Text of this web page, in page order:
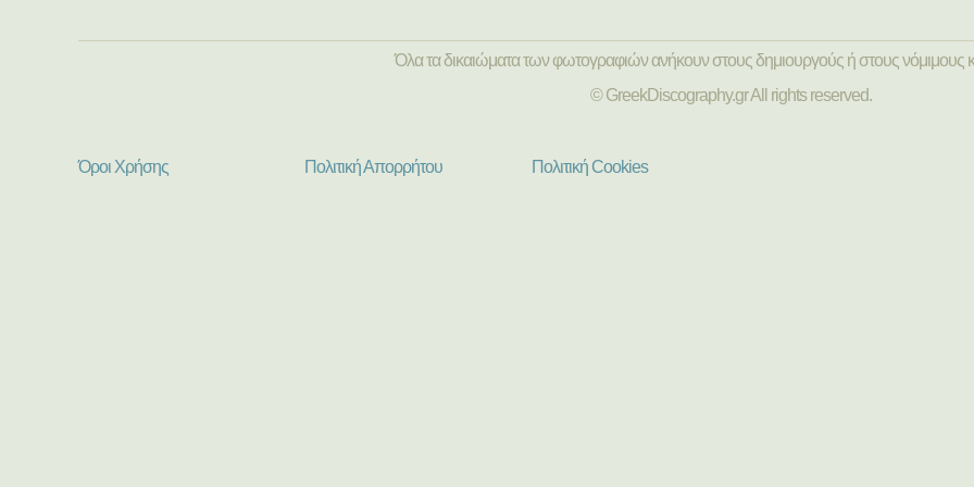
Όλα τα δικαιώματα των φωτογραφιών ανήκουν στους δημιουργούς ή στους νόμιμους
© GreekDiscography.gr All rights reserved.
Όροι Χρήσης Πολιτική Απορρήτου Πολιτική Cookies